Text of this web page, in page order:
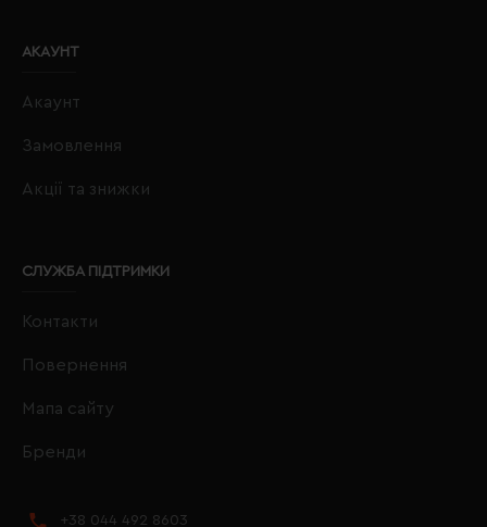
АКАУНТ
Акаунт
Замовлення
Акції та знижки
СЛУЖБА ПІДТРИМКИ
Контакти
Повернення
Мапа сайту
Бренди
+38 044 492 8603